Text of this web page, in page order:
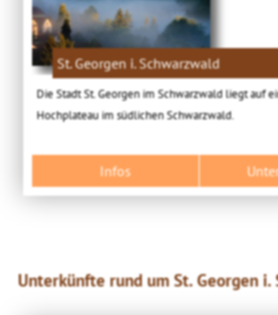
St. Georgen i. Schwarzwald
Die Stadt St. Georgen im Schwarzwald liegt auf
Hochplateau im südlichen Schwarzwald.
Infos
Unterkünfte rund um St. Georgen i.